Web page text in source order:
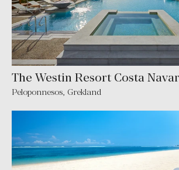
The Westin Resort Costa
Peloponnesos, Grekland